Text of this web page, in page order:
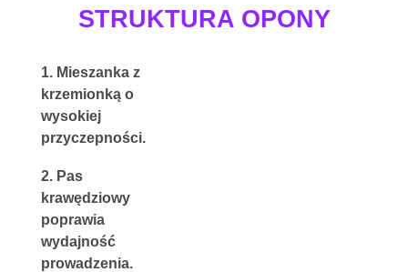
STRUKTURA OPONY
krzemionką o
wysokiej
przyczepności.
2. Pas
krawędziowy
poprawia
wydajność
prowadzenia.